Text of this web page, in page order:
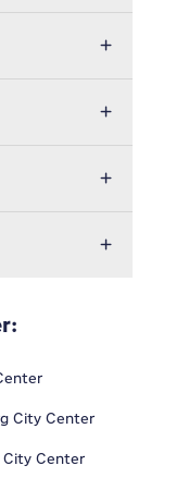
City Center
City Center